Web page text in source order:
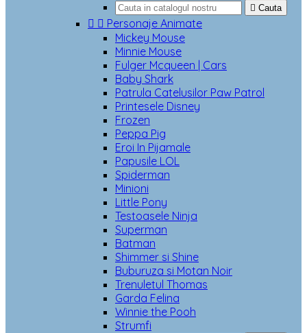
 Cauta
  Personaje Animate
Mickey Mouse
Minnie Mouse
Fulger Mcqueen | Cars
Baby Shark
Patrula Catelusilor Paw Patrol
Printesele Disney
Frozen
Peppa Pig
Eroi In Pijamale
Papusile LOL
Spiderman
Minioni
Little Pony
Testoasele Ninja
Superman
Batman
Shimmer si Shine
Buburuza si Motan Noir
Trenuletul Thomas
Garda Felina
Winnie the Pooh
Strumfi